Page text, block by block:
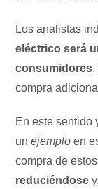
Los analistas
eléctrico será
consumidores
compra
En este sentido
unejemplo en
compra de
reduciéndose